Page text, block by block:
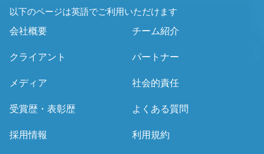
以下のページは英語でご利用いただけます
会社概要
チーム紹介
クライアント パートナー
メディア 社会的責任
受賞歴・表彰歴 よくある質問
採用情報 利用規約